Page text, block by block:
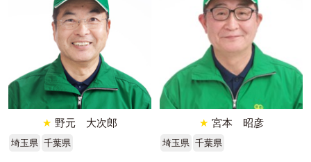
★ 野元 大次郎
埼玉県 千葉県
★ 宮本 昭彦
埼玉県 千葉県